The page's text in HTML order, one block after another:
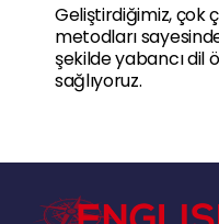
Geliştirdiğimiz, çok
metodları
şekilde yabancı dil
sağlıyoruz.